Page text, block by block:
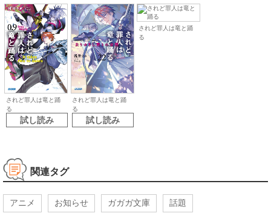
されど罪人は竜と踊
る
試し読み
されど罪人は竜と踊
る
試し読み
されど罪人は竜と踊
る
関連タグ
アニメ お知らせ ガガガ文庫 話題